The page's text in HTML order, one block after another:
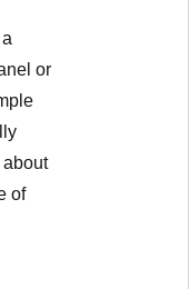
or
about
of